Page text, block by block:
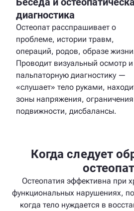
диагностика
Остеопат расспрашивает о
проблеме, истории травм,
операций, родов, образе
Проводит визуальный осмотр и
пальпаторную диагностику —
«слушает» тело руками,
зоны напряжения, ограничения
подвижности, дисбалансы.
Когда следует
Остеопатия эффективна при
функциональных нарушениях,
когда тело нуждается в